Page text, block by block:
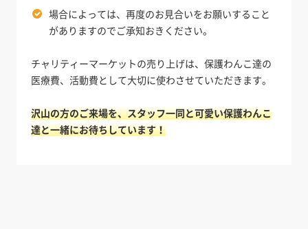
場合によっては、再度のお見合いをお願いすること
がありますのでご承知おきください。
チャリティーマーケットの売り上げは、保護わんこ達の
医療費、活動費として大切に使わさせていただきます。
沢山の方のご来場を、スタッフ一同と可愛い保護わんこ
達と一緒にお待ちしています！